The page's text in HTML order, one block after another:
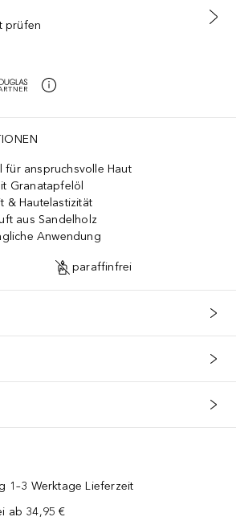
DEN WARENKORB
prüfen
für anspruchsvolle Haut
Granatapfelöl
& Hautelastizität
aus Sandelholz
Anwendung
paraffinfrei
1–3 Werktage Lieferzeit
ab 34,95 €